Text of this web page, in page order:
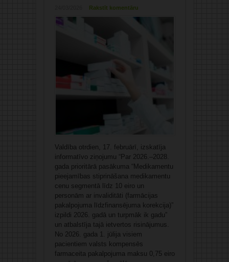
Rakstīt komentāru
Valdība otrdien, 17. februārī, izskatīja
informatīvo ziņojumu “Par 2026.–2028.
gada prioritārā pasākuma “Medikamentu
pieejamības stiprināšana medikamentu
cenu segmentā līdz 10 eiro un
personām ar invaliditāti (farmācijas
pakalpojuma līdzfinansējuma korekcija)”
izpildi 2026. gadā un turpmāk ik gadu”
un atbalstīja tajā ietvertos risinājumus.
No 2026. gada 1. jūlija visiem
pacientiem valsts kompensēs
farmaceita pakalpojuma maksu 0,75 eiro